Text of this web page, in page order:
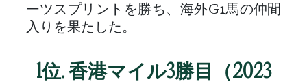
ーツスプリントを勝ち、海外G1馬の仲間
入りを果たした。
1位. 香港マイル3勝目（2023